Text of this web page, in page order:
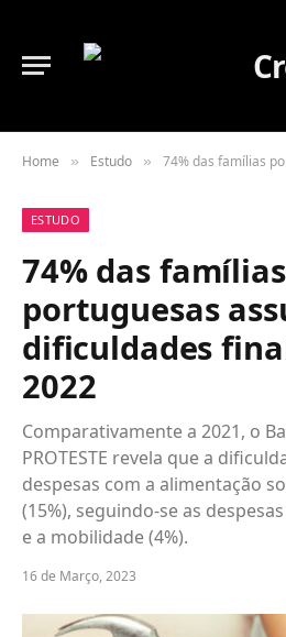
Home » Estudo » 74% das famílias
ESTUDO
74% das famílias
portuguesas
dificuldades
2022
Comparativamente a 2021, o
PROTESTE revela que a
despesas com a alimentação
(15%), seguindo-se as
e a mobilidade (4%).
16 de Março, 2023